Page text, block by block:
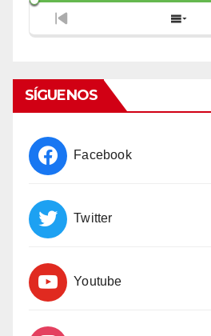
Previous
Episode
Show
SÍGUENOS
Facebook
Twitter
Youtube